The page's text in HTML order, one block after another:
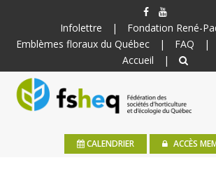
Infolettre | Fondation René-
Emblèmes floraux du Québec
| FAQ |
Accueil
|
CALENDRIER ACCÈS